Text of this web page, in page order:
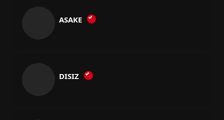
ASAKE
DISIZ